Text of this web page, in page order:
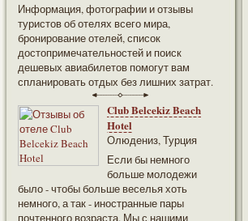
Информация, фотографии и отзывы
туристов об отелях всего мира,
бронирование отелей, список
достопримечательностей и поиск
дешевых авиабилетов помогут вам
спланировать отдых без лишних затрат.
Club Belcekiz Beach
Hotel
Олюдениз, Турция
Если бы немного
больше молодежи
было - чтобы больше веселья хоть
немного, а так - иностранные пары
почтенного возраста. Мы с нашими